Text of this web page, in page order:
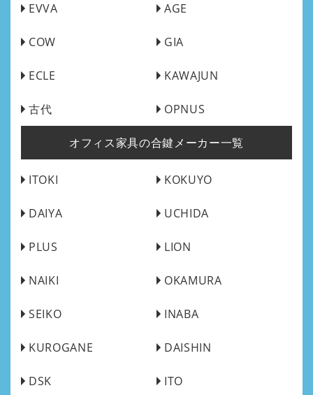
EVVA AGE
COW GIA
ECLE KAWAJUN
古代 OPNUS
オフィス家具の合鍵メーカー一覧
ITOKI KOKUYO
DAIYA UCHIDA
PLUS LION
NAIKI OKAMURA
SEIKO INABA
KUROGANE DAISHIN
DSK ITO